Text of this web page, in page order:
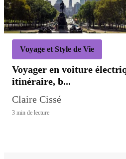
Voyage et Style de Vie
Voyager en voiture
itinéraire, b...
Claire Cissé
3 min de lecture